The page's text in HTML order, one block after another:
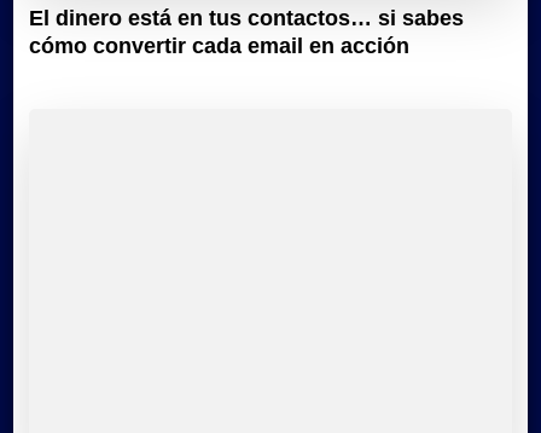
El dinero está en tus contactos… si sabes
cómo convertir cada email en acción